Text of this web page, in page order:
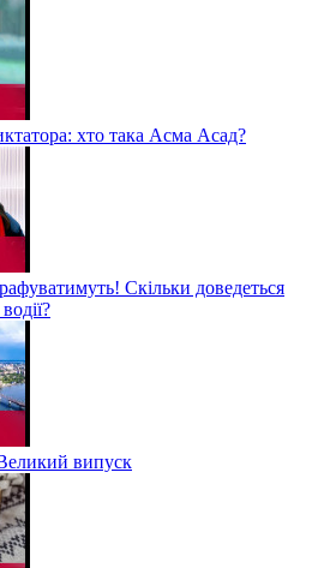
хто така Асма Асад?
Скільки доведеться
випуск